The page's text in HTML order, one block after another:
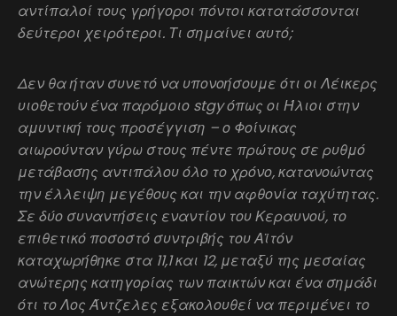
αντίπαλοί τους γρήγοροι πόντοι κατατάσσονται
δεύτεροι χειρότεροι. Τι σημαίνει αυτό;
Δεν θα ήταν συνετό να υπονοήσουμε ότι οι Λέικερς
υιοθετούν ένα παρόμοιο stgy όπως οι Ήλιοι στην
αμυντική τους προσέγγιση – ο Φοίνικας
αιωρούνταν γύρω στους πέντε πρώτους σε ρυθμό
μετάβασης αντιπάλου όλο το χρόνο, κατανοώντας
την έλλειψη μεγέθους και την αφθονία ταχύτητας.
Σε δύο συναντήσεις εναντίον του Κεραυνού, το
επιθετικό ποσοστό συντριβής του Αϊτόν
καταχωρήθηκε στα 11,1 και 12, μεταξύ της μεσαίας
ανώτερης κατηγορίας των παικτών και ένα σημάδι
ότι το Λος Άντζελες εξακολουθεί να περιμένει το